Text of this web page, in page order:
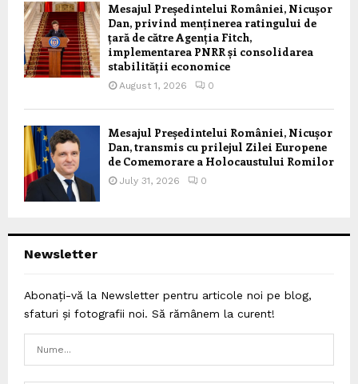
Mesajul Președintelui României, Nicușor
Dan, privind menținerea ratingului de
țară de către Agenția Fitch,
implementarea PNRR și consolidarea
stabilității economice
August 1, 2026 0
Mesajul Președintelui României, Nicușor
Dan, transmis cu prilejul Zilei Europene
de Comemorare a Holocaustului Romilor
July 31, 2026 0
Newsletter
Abonați-vă la Newsletter pentru articole noi pe blog,
sfaturi și fotografii noi. Să rămânem la curent!